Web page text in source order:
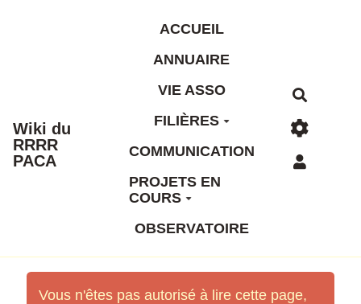
Wiki du
RRRR
PACA
ACCUEIL
ANNUAIRE
VIE ASSO
FILIÈRES
COMMUNICATION
PROJETS EN
COURS
OBSERVATOIRE
Vous n'êtes pas autorisé à lire cette page,